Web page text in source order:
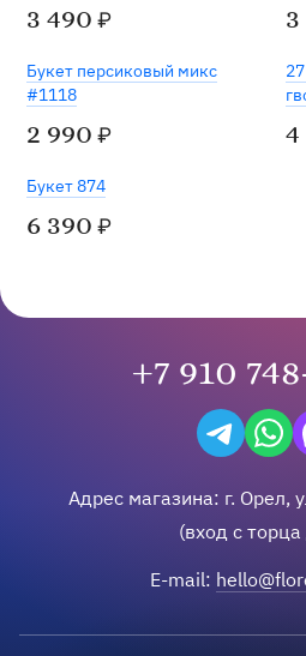
3 490 ₽
Букет персиковый микс
#1118
2 990 ₽ 4
Букет 874
6 390 ₽
+7 910
Написать в
Адрес магазина: г. Орел,
(вход с
E-mail: